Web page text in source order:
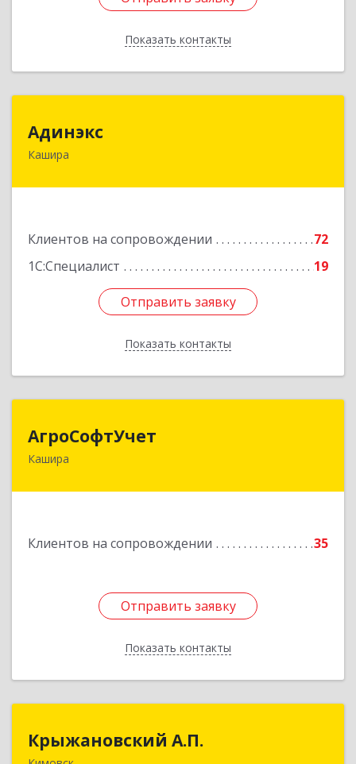
Показать контакты
Назад
Адинэкс
Кашира
Клиентов на сопровождении
72
1С:Специалист
19
Отправить заявку
Показать контакты
142900, Московская обл, г.о. Кашира, Кашира г,
Отправить заявку
Назад
АгроСофтУчет
Кашира
Клиентов на сопровождении 35
Отправить заявку
Показать контакты
142932, Московская обл, г.о.Кашира, Каменка д,
Отправить заявку
Назад
Крыжановский А.П.
Крыжановский А.П.